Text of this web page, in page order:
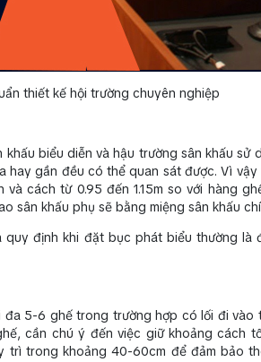
thiết kế hội trường chuyên nghiệp
biểu diễn và hậu trường sân khấu sử
hay gần đều có thể quan sát được. Vì
cách từ 0.95 đến 1.15m so với hàng
sân khấu phụ sẽ bằng miệng sân khấu
định khi đặt bục phát biểu thường là
5-6 ghế trong trường hợp có lối đi vào
cần chú ý đến việc giữ khoảng cách
trong khoảng 40-60cm để đảm bảo